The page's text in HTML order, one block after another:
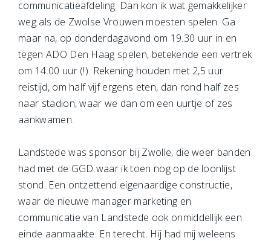
communicatieafdeling. Dan kon ik wat gemakkelijker
weg als de Zwolse Vrouwen moesten spelen. Ga
maar na, op donderdagavond om 19.30 uur in en
tegen ADO Den Haag spelen, betekende een vertrek
om 14.00 uur (!). Rekening houden met 2,5 uur
reistijd, om half vijf ergens eten, dan rond half zes
naar stadion, waar we dan om een uurtje of zes
aankwamen.
Landstede was sponsor bij Zwolle, die weer banden
had met de GGD waar ik toen nog op de loonlijst
stond. Een ontzettend eigenaardige constructie,
waar de nieuwe manager marketing en
communicatie van Landstede ook onmiddellijk een
einde aanmaakte. En terecht. Hij had mij weleens